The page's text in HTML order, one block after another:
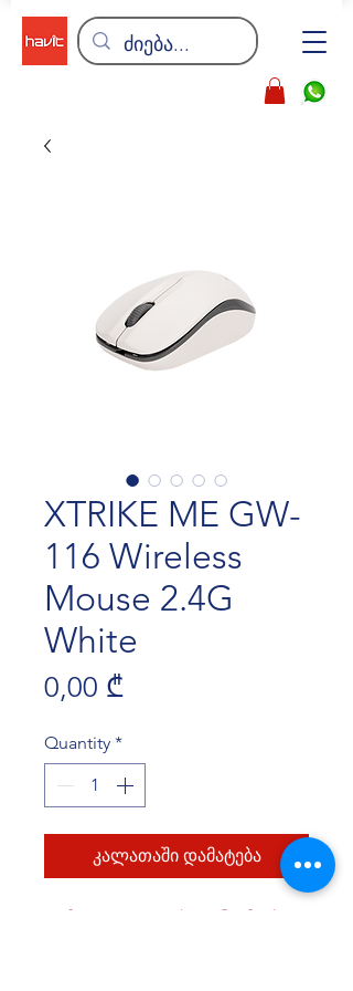
XTRIKE ME GW-
116 Wireless
Mouse 2.4G
White
0,00 ₾Price
Quantity *
კალათაში დამატება
★ მოდელი: 3D უსადენო მაუსი.